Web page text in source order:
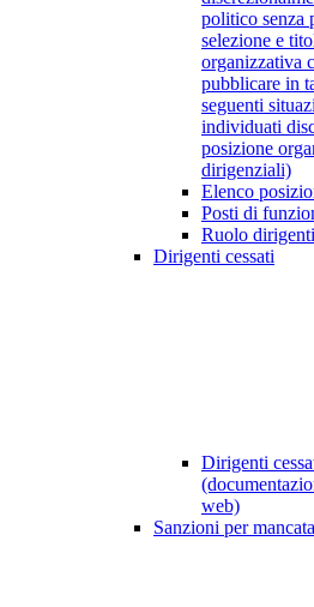
politico senza
selezione e
organizzativa
pubblicare in
seguenti
individuati
posizione
dirigenziali)
Elenco
Posti di
Ruolo dirigenti
Dirigenti cessati
Dirigenti
web)
Sanzioni per